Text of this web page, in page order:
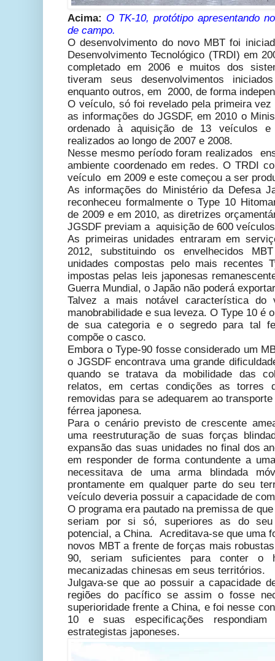
Acima: O TK-10, protótipo apresentando
de campo.
O desenvolvimento do novo MBT foi
Desenvolvimento Tecnológico (TRDI) em
completado em 2006 e muitos dos
tiveram seus desenvolvimentos
enquanto outros, em 2000, de forma
O veículo, só foi revelado pela primeira
as informações do JGSDF, em 2010 o
ordenado à aquisição de 13 veículos
realizados ao longo de 2007 e 2008.
Nesse mesmo período foram realizados
ambiente coordenado em redes. O TRDI
veículo em 2009 e este começou a ser
As informações do Ministério da Defesa
reconheceu formalmente o Type 10
de 2009 e em 2010, as diretrizes
JGSDF previam a aquisição de 600
As primeiras unidades entraram em
2012, substituindo os envelhecidos
unidades compostas pelo mais recentes
impostas pelas leis japonesas
Guerra Mundial, o Japão não poderá
Talvez a mais notável característica do
manobrabilidade e sua leveza. O Type 10 é
de sua categoria e o segredo para tal
compõe o casco.
Embora o Type-90 fosse considerado um
o JGSDF encontrava uma grande
quando se tratava da mobilidade das
relatos, em certas condições as torres
removidas para se adequarem ao
férrea japonesa.
Para o cenário previsto de crescente
uma reestruturação de suas forças
expansão das suas unidades no final dos
em responder de forma contundente a
necessitava de uma arma blindada
prontamente em qualquer parte do seu
veículo deveria possuir a capacidade de
O programa era pautado na premissa de
seriam por si só, superiores as do seu
potencial, a China. Acreditava-se que uma
novos MBT a frente de forças mais
90, seriam suficientes para conter o
mecanizadas chinesas em seus territórios.
Julgava-se que ao possuir a capacidade
regiões do pacífico se assim o fosse
superioridade frente a China, e foi nesse
10 e suas especificações
estrategistas japoneses.